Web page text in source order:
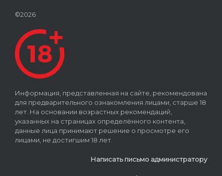
©2026
Информация, представленная на сайте, рекомендована
для предварительного ознакомления лицами, старше 18
лет. На основании возрастных рекомендаций,
указанных на страницах определённого контента,
данные лица принимают решение о просмотре его
лицами, не достигшим 18 лет.
Написать письмо администратору